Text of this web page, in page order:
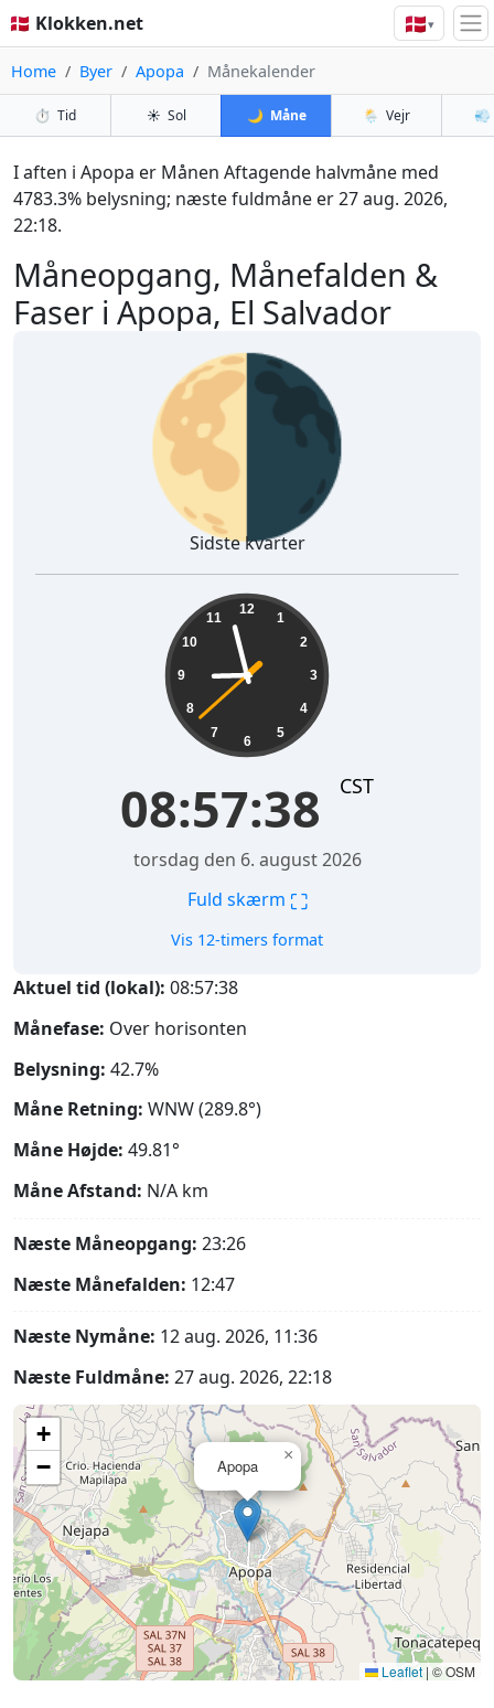
🇩🇰 Klokken.net 🇩🇰▾
Home Byer Apopa Månekalender
⏱️ Tid ☀️ Sol 🌙 Måne 🌦️ Vejr 💨
Måneopgang, Månefalden &
Faser i Apopa, El Salvador
I aften i Apopa er Månen Aftagende halvmåne med
4783.3% belysning; næste fuldmåne er 27 aug. 2026,
22:18.
🌗
Sidste kvarter
12
1
2
3
4
5
6
7
8
9
10
11
08:57:39 CST
torsdag den 6. august 2026
Fuld skærm ⛶
Vis 12-timers format
Aktuel tid (lokal): 08:57:39
Månefase: Over horisonten
Belysning: 42.7%
Måne Retning: WNW (289.8°)
Måne Højde: 49.81°
Måne Afstand: N/A km
Næste Måneopgang: 23:26
Næste Månefalden: 12:47
Næste Nymåne: 12 aug. 2026, 11:36
Næste Fuldmåne: 27 aug. 2026, 22:18
Apopa
×
+
−
Leaflet | © OSM